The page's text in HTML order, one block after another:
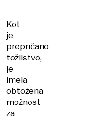
pokojnega
Kot
je
prepričano
tožilstvo,
je
imela
obtožena
možnost
za